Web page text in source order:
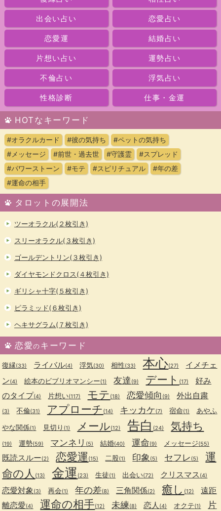
出会い占い 恋愛占い
恋愛運 結婚占い
片想い占い 運勢占い
不倫占い 浮気占い
性格診断 仕事・金運
HOTなキーワード
#オラクルカード #彼の気持ち
#ペットの気持ち
#メッセージ
#前世・過去世 #守護霊
#スプレッド
#パワーストーン
#モテ #スピリチュアル
#年の差
#運命の相手
タロットの展開法
ツーオラクル(２枚引き)
スリーオラクル(３枚引き)
ゴールデントリン(３枚引き)
ダイヤモンドクロス(４枚引き)
ギリシャ十字(５枚引き)
ピラミッド(６枚引き)
ヘキサグラム(７枚引き)
恋愛のキーワード
復縁(33) ライバル(4) 浮気(30) 相性(33) 本心(27)
イメチェ
ン(4) 絵本のビブリオマンシー(1) 友達 (9) デート (17)
好み
のタイプ(4) 片想い(117) モテ (18) 恋愛傾向 (9) 外出自粛
(3) 不倫(31) アプローチ (14) キッカケ(7) 宿命(1)
あやふ
やな関係(1) 見切り (1) メール(12) 告白 (24) 気持ち
(19) 運勢(59) マンネリ (5) 結婚(40) 運命(9) メッセージ(55)
既読スルー(2) 恋愛運 (15) 二股(1) 印象 (5) セフレ (5)
運
命の人 (13) 金運 (23) 生徒(1) 出会い(72) クリスマス (4)
恋愛対象 (3) 再会(1) 年の差(8) 三角関係(2) 癒し (12)
遠距
離恋愛(4) 運命の相手(12) 未練(8) 恋人 (4) オクテ(1)
片